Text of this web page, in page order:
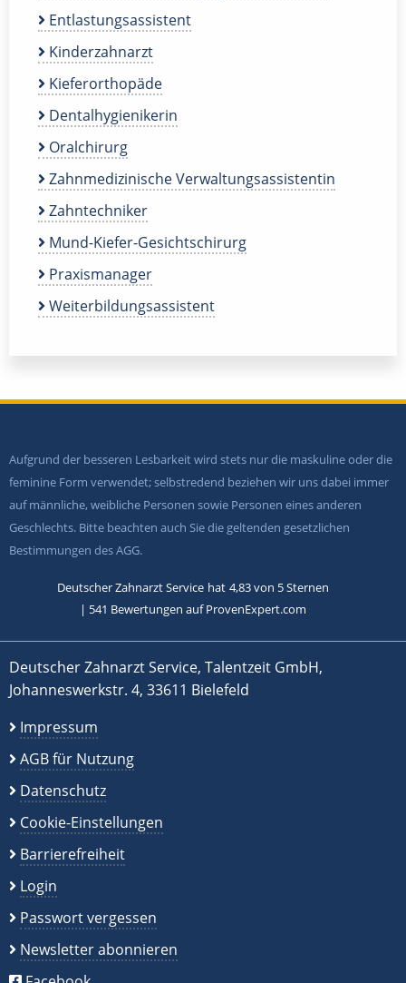
Entlastungsassistent
Kinderzahnarzt
Kieferorthopäde
Dentalhygienikerin
Oralchirurg
Zahnmedizinische Verwaltungsassistentin
Zahntechniker
Mund-Kiefer-Gesichtschirurg
Praxismanager
Weiterbildungsassistent
Aufgrund der besseren Lesbarkeit wird stets nur die maskuline oder die
feminine Form verwendet; selbstredend beziehen wir uns dabei immer
auf männliche, weibliche Personen sowie Personen eines anderen
Geschlechts. Bitte beachten auch Sie die geltenden gesetzlichen
Bestimmungen des AGG.
Deutscher Zahnarzt Service hat 4,83von 5Sternen
| 541 Bewertungen auf ProvenExpert.com
Deutscher Zahnarzt Service, Talentzeit GmbH,
Johanneswerkstr. 4, 33611 Bielefeld
Impressum
AGB für Nutzung
Datenschutz
Cookie-Einstellungen
Barrierefreiheit
Login
Passwort vergessen
Newsletter abonnieren